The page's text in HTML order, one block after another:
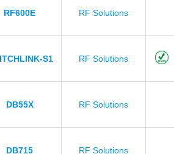
RF600E RF Solutions
S1 RF Solutions
DB55X RF Solutions
DB715 RF Solutions